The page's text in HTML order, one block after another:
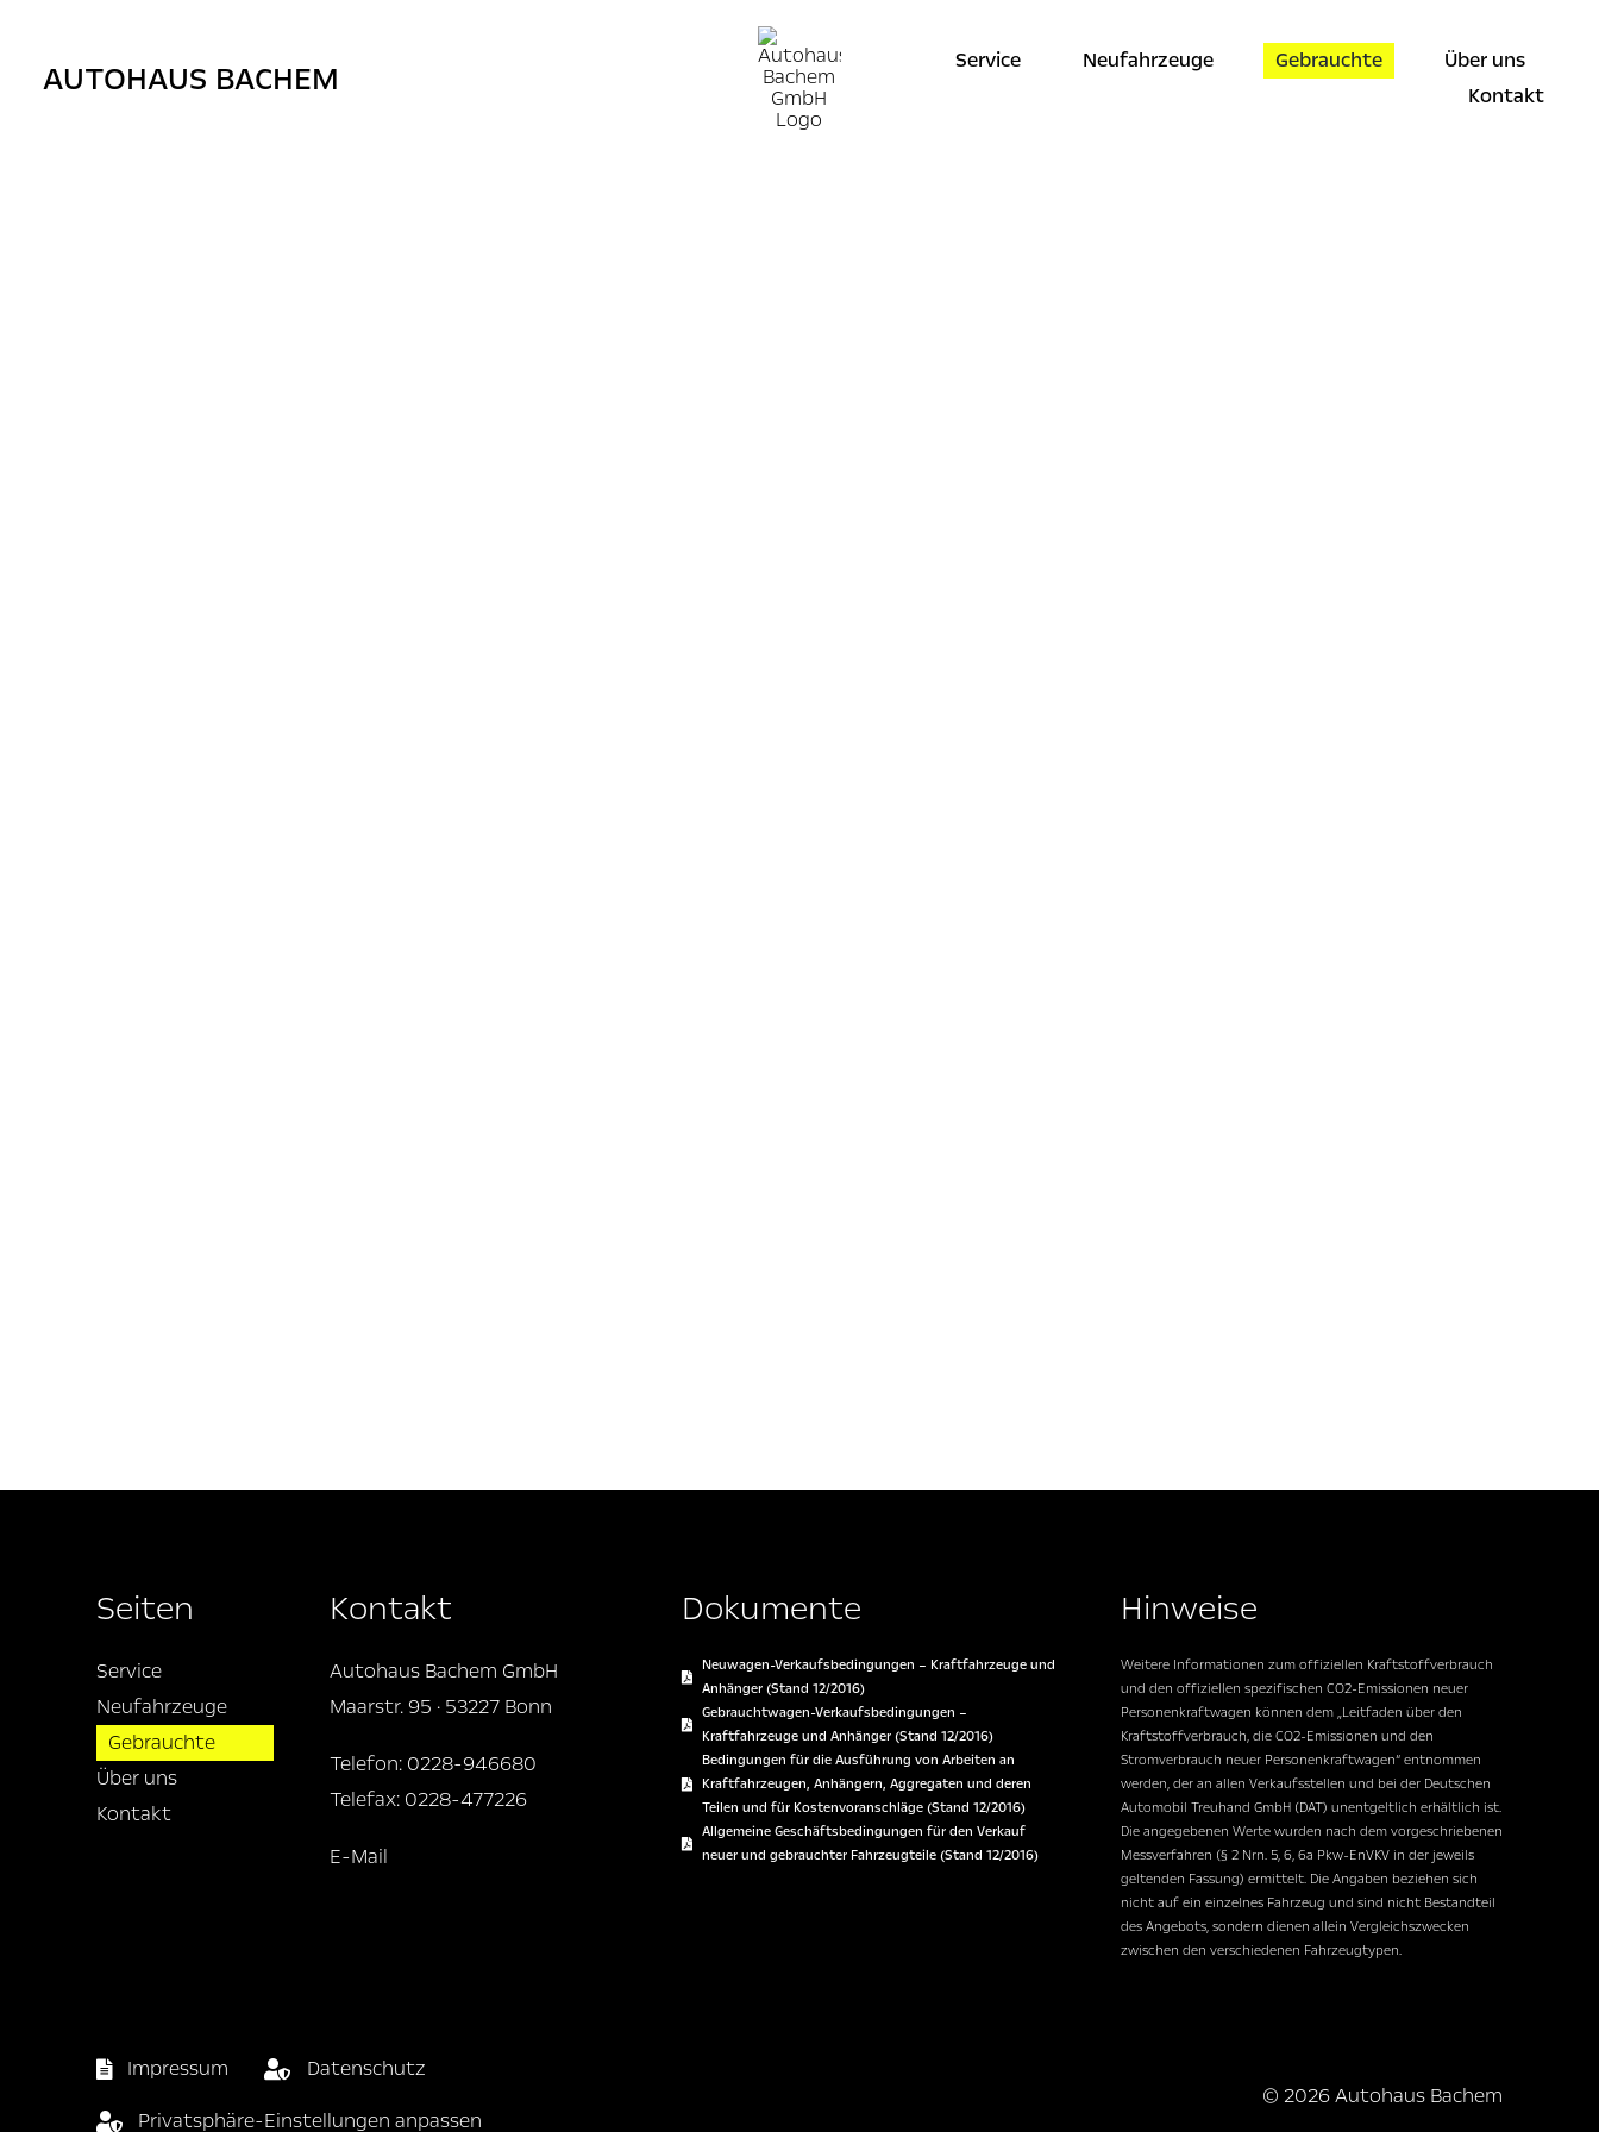
contentAUTOHAUS BACHEM Service Neufahrzeuge Gebrauchte
Über uns
Kontakt
Seiten
Service
Neufahrzeuge
Gebrauchte
Über uns
Kontakt
Kontakt
Autohaus Bachem GmbH
Maarstr. 95 · 53227 Bonn
Telefon: 0228-946680
Telefax: 0228-477226
E-Mail
Dokumente
Neuwagen-Verkaufsbedingungen – Kraftfahrzeuge und
Anhänger (Stand 12/2016)
Gebrauchtwagen-Verkaufsbedingungen –
Kraftfahrzeuge und Anhänger (Stand 12/2016)
Bedingungen für die Ausführung von Arbeiten an
Kraftfahrzeugen, Anhängern, Aggregaten und deren
Teilen und für Kostenvoranschläge (Stand 12/2016)
Allgemeine Geschäftsbedingungen für den Verkauf
neuer und gebrauchter Fahrzeugteile (Stand 12/2016)
Hinweise
Weitere Informationen zum offiziellen Kraftstoffverbrauch
und den offiziellen spezifischen CO2-Emissionen neuer
Personenkraftwagen können dem „Leitfaden über den
Kraftstoffverbrauch, die CO2-Emissionen und den
Stromverbrauch neuer Personenkraftwagen“ entnommen
werden, der an allen Verkaufsstellen und bei der Deutschen
Automobil Treuhand GmbH (DAT) unentgeltlich erhältlich ist.
Die angegebenen Werte wurden nach dem vorgeschriebenen
Messverfahren (§ 2 Nrn. 5, 6, 6a Pkw-EnVKV in der jeweils
geltenden Fassung) ermittelt. Die Angaben beziehen sich
nicht auf ein einzelnes Fahrzeug und sind nicht Bestandteil
des Angebots, sondern dienen allein Vergleichszwecken
zwischen den verschiedenen Fahrzeugtypen.
Impressum
Datenschutz
Privatsphäre-Einstellungen anpassen
© 2026 Autohaus Bachem